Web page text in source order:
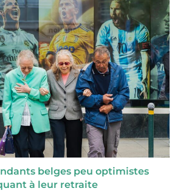
belges peu optimistes
à leur retraite